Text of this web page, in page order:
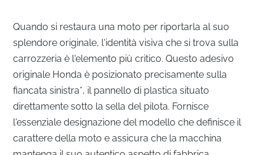
Quando si restaura una moto per riportarla al suo
splendore originale, l'identità visiva che si trova sulla
carrozzeria è l'elemento più critico. Questo adesivo
originale Honda è posizionato precisamente sulla
fiancata sinistra*, il pannello di plastica situato
direttamente sotto la sella del pilota. Fornisce
l'essenziale designazione del modello che definisce il
carattere della moto e assicura che la macchina